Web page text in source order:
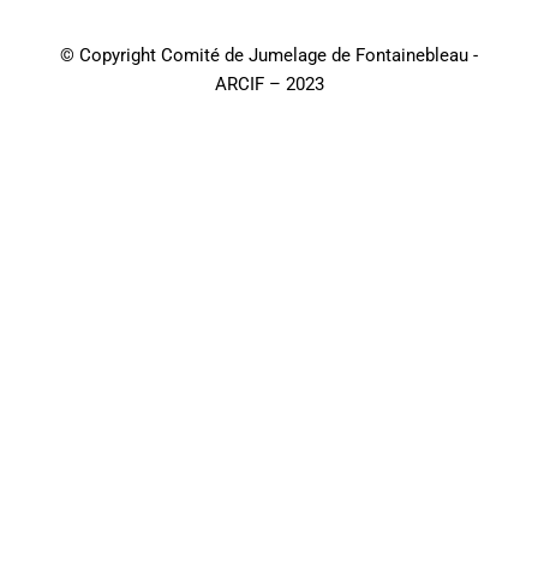
© Copyright Comité de Jumelage de Fontainebleau -
ARCIF – 2023